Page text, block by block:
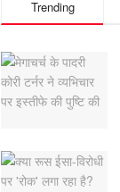
Trending